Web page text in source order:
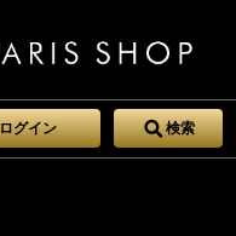
グイン 検索